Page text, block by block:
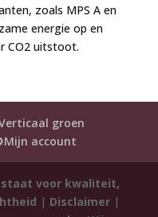
zoals MPS A en
energie op en
CO2 uitstoot.
groen
account
staat voor kwaliteit,
| Disclaimer |